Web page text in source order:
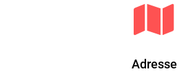

Adresse